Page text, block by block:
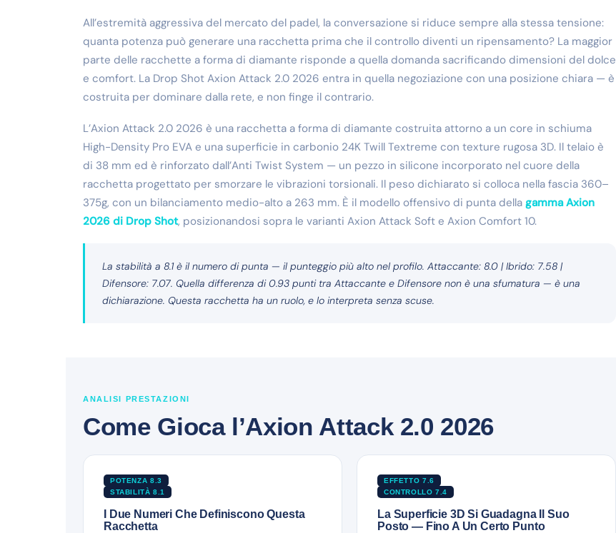
All’estremità aggressiva del mercato del padel, la conversazione si riduce sempre alla stessa tensione:
quanta potenza può generare una racchetta prima che il controllo diventi un ripensamento? La maggior
parte delle racchette a forma di diamante risponde a quella domanda sacrificando dimensioni del dolce
e comfort. La Drop Shot Axion Attack 2.0 2026 entra in quella negoziazione con una posizione chiara — è
costruita per dominare dalla rete, e non finge il contrario.
L’Axion Attack 2.0 2026 è una racchetta a forma di diamante costruita attorno a un core in schiuma
High-Density Pro EVA e una superficie in carbonio 24K Twill Textreme con texture rugosa 3D. Il telaio è
di 38 mm ed è rinforzato dall’Anti Twist System — un pezzo in silicone incorporato nel cuore della
racchetta progettato per smorzare le vibrazioni torsionali. Il peso dichiarato si colloca nella fascia 360–
375g, con un bilanciamento medio-alto a 263 mm. È il modello offensivo di punta della gamma Axion
2026 di Drop Shot, posizionandosi sopra le varianti Axion Attack Soft e Axion Comfort 10.
La stabilità a 8.1 è il numero di punta — il punteggio più alto nel profilo. Attaccante: 8.0 | Ibrido: 7.58 |
Difensore: 7.07. Quella differenza di 0.93 punti tra Attaccante e Difensore non è una sfumatura — è una
dichiarazione. Questa racchetta ha un ruolo, e lo interpreta senza scuse.
ANALISI PRESTAZIONI
Come Gioca l’Axion Attack 2.0 2026
POTENZA 8.3
STABILITÀ 8.1
I Due Numeri Che Definiscono Questa
Racchetta
EFFETTO 7.6
CONTROLLO 7.4
La Superficie 3D Si Guadagna Il Suo
Posto — Fino A Un Certo Punto